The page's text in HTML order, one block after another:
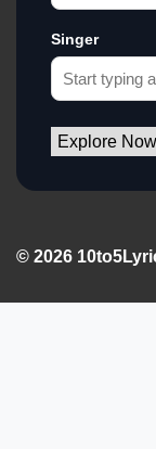
Singer
Explore Now
© 2026